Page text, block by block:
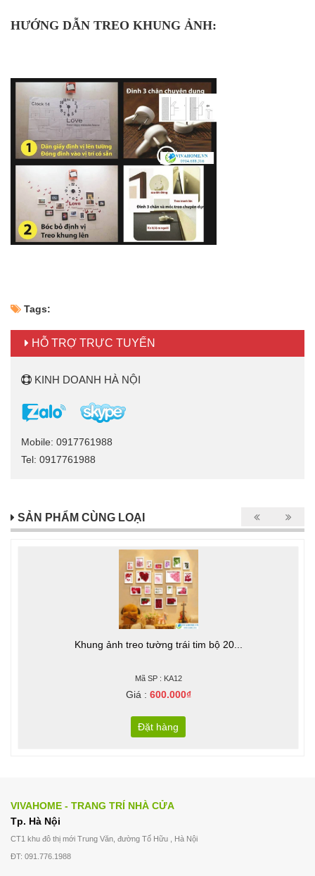
HƯỚNG DẪN TREO KHUNG ẢNH:
Tags:
HỖ TRỢ TRỰC TUYẾN
KINH DOANH HÀ NỘI
Mobile: 0917761988
Tel: 0917761988
SẢN PHẨM CÙNG LOẠI
Khung ảnh treo tường trái tim bộ 20...
Mã SP : KA12
Giá : 600.000₫
Đặt hàng
VIVAHOME - TRANG TRÍ NHÀ CỬA
Tp. Hà Nội
CT1 khu đô thị mới Trung Văn, đường Tố Hữu , Hà Nội
ĐT: 091.776.1988